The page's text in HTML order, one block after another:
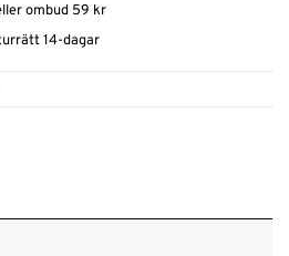
ombud 59 kr
14-dagar